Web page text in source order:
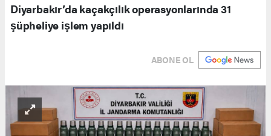
Diyarbakır’da kaçakçılık operasyonlarında 31
şüpheliye işlem yapıldı
ABONE OL